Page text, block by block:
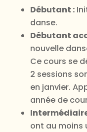
Débutant :
danse.
Débutant
nouvelle
Ce cours se
2 sessions
en janvier.
année de
ont au moins